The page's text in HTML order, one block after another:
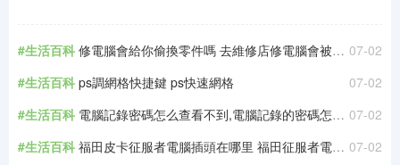
07-02
#生活百科 修電腦會給你偷換零件嗎 去維修店修電腦會被換零件嗎
07-02
#生活百科 ps調網格快捷鍵 ps快速網格
07-02
#生活百科 電腦記錄密碼怎么查看不到,電腦記錄的密碼怎么查看
07-02
#生活百科 福田皮卡征服者電腦插頭在哪里 福田征服者電腦檢測插頭在哪